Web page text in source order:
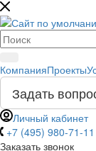
КомпанияПроекты
Задать
Личный кабинет
+7 (495) 980-71-11
Заказать звонок